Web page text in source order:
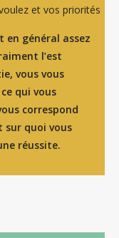
et vos priorités
en général assez
l’est
vous vous
qui vous
correspond
sur quoi vous
réussite.